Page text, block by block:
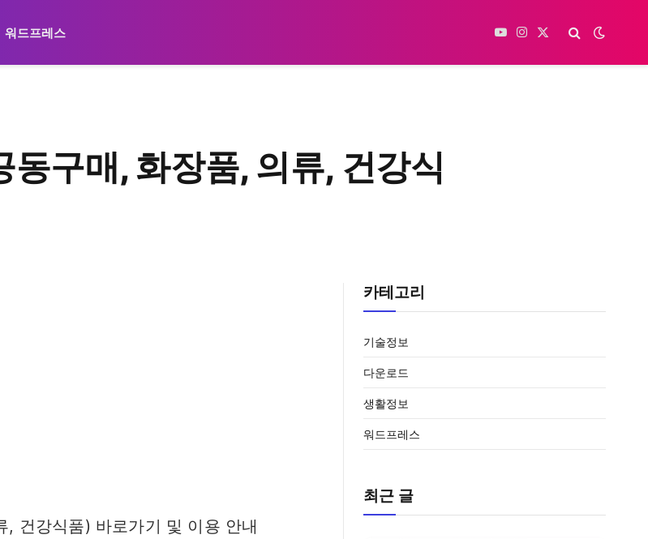
워드프레스 YouTubeInstagram
X
구매, 화장품, 의류, 건강식
건강식품) 바로가기 및 이용 안내
카테고리
기술정보
다운로드
생활정보
워드프레스
최근 글